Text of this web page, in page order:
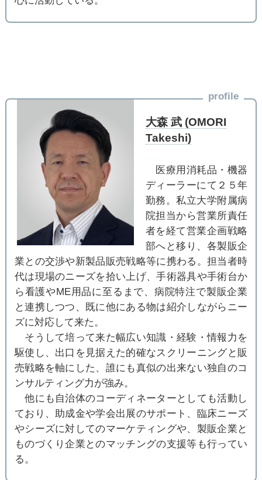
profile
大森 武 (OMORI
Takeshi)
医療用消耗品・機器
ディーラーにて２５年
勤務。私立大学附属病
院担当から営業所責任
者を経て営業企画戦略
部へと移り、各製販企
業との交渉や新製品販売戦略等に携わる。担当者時
代は現場のニーズを拾い上げ、手術器具や手術台か
ら看護やME用品に至るまで、病院特注で製販企業
と連携しつつ、既に他にある物は紹介しながらニー
ズに対応して来た。
そうして培って来た幅広い知識・経験・情報力を
駆使し、出口を見据えた的確なスクリーニングと販
売戦略を軸にした、誰にも真似の出来ない独自のコ
ンサルティング力が強み。
他にも自治体のコーディネーターとしても活動し
ており、助成金や学会出展のサポート、臨床ニーズ
やシーズに対してのマーケティングや、製販企業と
ものづくり企業とのマッチングの支援等も行ってい
る。